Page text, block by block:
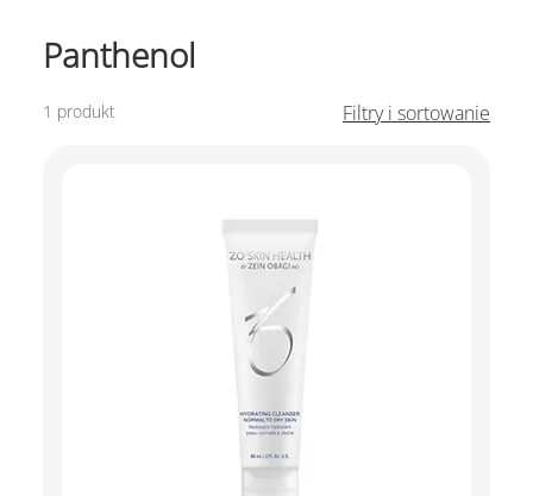
Panthenol
1 produkt Filtry i sortowanie